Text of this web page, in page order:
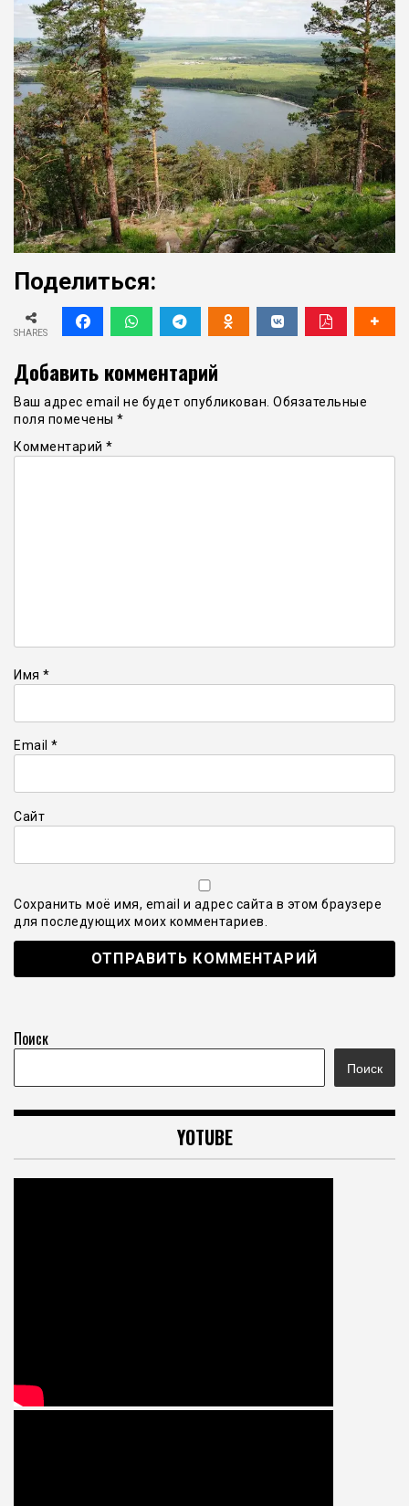
Поделиться:
SHARES
Добавить комментарий
Ваш адрес email не будет опубликован. Обязательные
поля помечены *
Комментарий *
Имя *
Email *
Сайт
Сохранить моё имя, email и адрес сайта в этом браузере
для последующих моих комментариев.
Поиск
Поиск
YOTUBE